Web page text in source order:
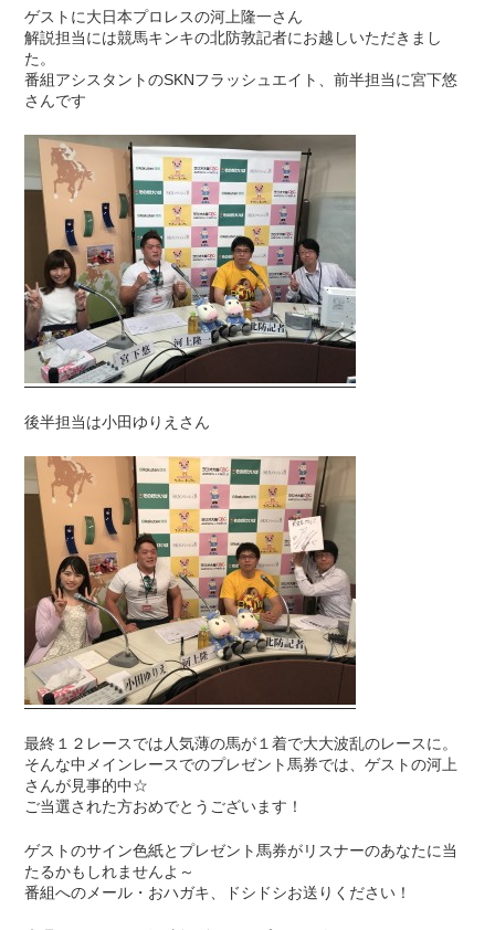
ゲストに大日本プロレスの河上隆一さん
解説担当には競馬キンキの北防敦記者にお越しいただきまし
た。
番組アシスタントのSKNフラッシュエイト、前半担当に宮下悠
さんです
後半担当は小田ゆりえさん
最終１２レースでは人気薄の馬が１着で大大波乱のレースに。
そんな中メインレースでのプレゼント馬券では、ゲストの河上
さんが見事的中☆
ご当選された方おめでとうございます！
ゲストのサイン色紙とプレゼント馬券がリスナーのあなたに当
たるかもしれませんよ～
番組へのメール・おハガキ、ドシドシお送りください！